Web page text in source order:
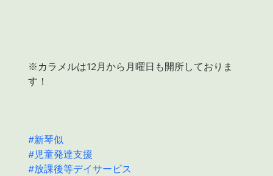
※カラメルは12月から月曜日も開所しておりま
す！
#新琴似
#児童発達支援
#放課後等デイサービス